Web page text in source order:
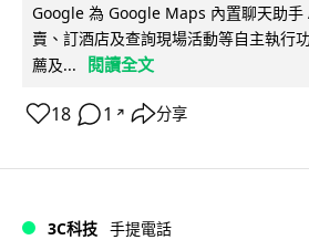
Google 為 Google Maps 內置聊天助
賣、訂酒店及查詢現場活動等自主執行
薦及...
閱讀全文
18 1 ↗ 分享
3C科技 手提電話